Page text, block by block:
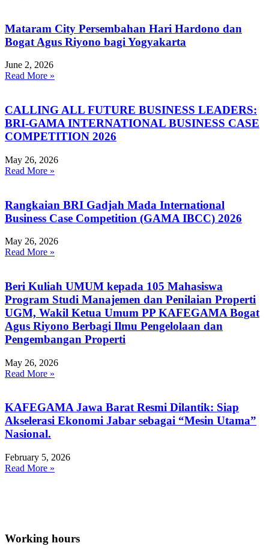
Mataram City Persembahan Hari Hardono dan
Bogat Agus Riyono bagi Yogyakarta
June 2, 2026
Read More »
CALLING ALL FUTURE BUSINESS LEADERS:
BRI-GAMA INTERNATIONAL BUSINESS CASE
COMPETITION 2026
May 26, 2026
Read More »
Rangkaian BRI Gadjah Mada International
Business Case Competition (GAMA IBCC) 2026
May 26, 2026
Read More »
Beri Kuliah UMUM kepada 105 Mahasiswa
Program Studi Manajemen dan Penilaian Properti
UGM, Wakil Ketua Umum PP KAFEGAMA Bogat
Agus Riyono Berbagi Ilmu Pengelolaan dan
Pengembangan Properti
May 26, 2026
Read More »
KAFEGAMA Jawa Barat Resmi Dilantik: Siap
Akselerasi Ekonomi Jabar sebagai “Mesin Utama”
Nasional.
February 5, 2026
Read More »
Working hours